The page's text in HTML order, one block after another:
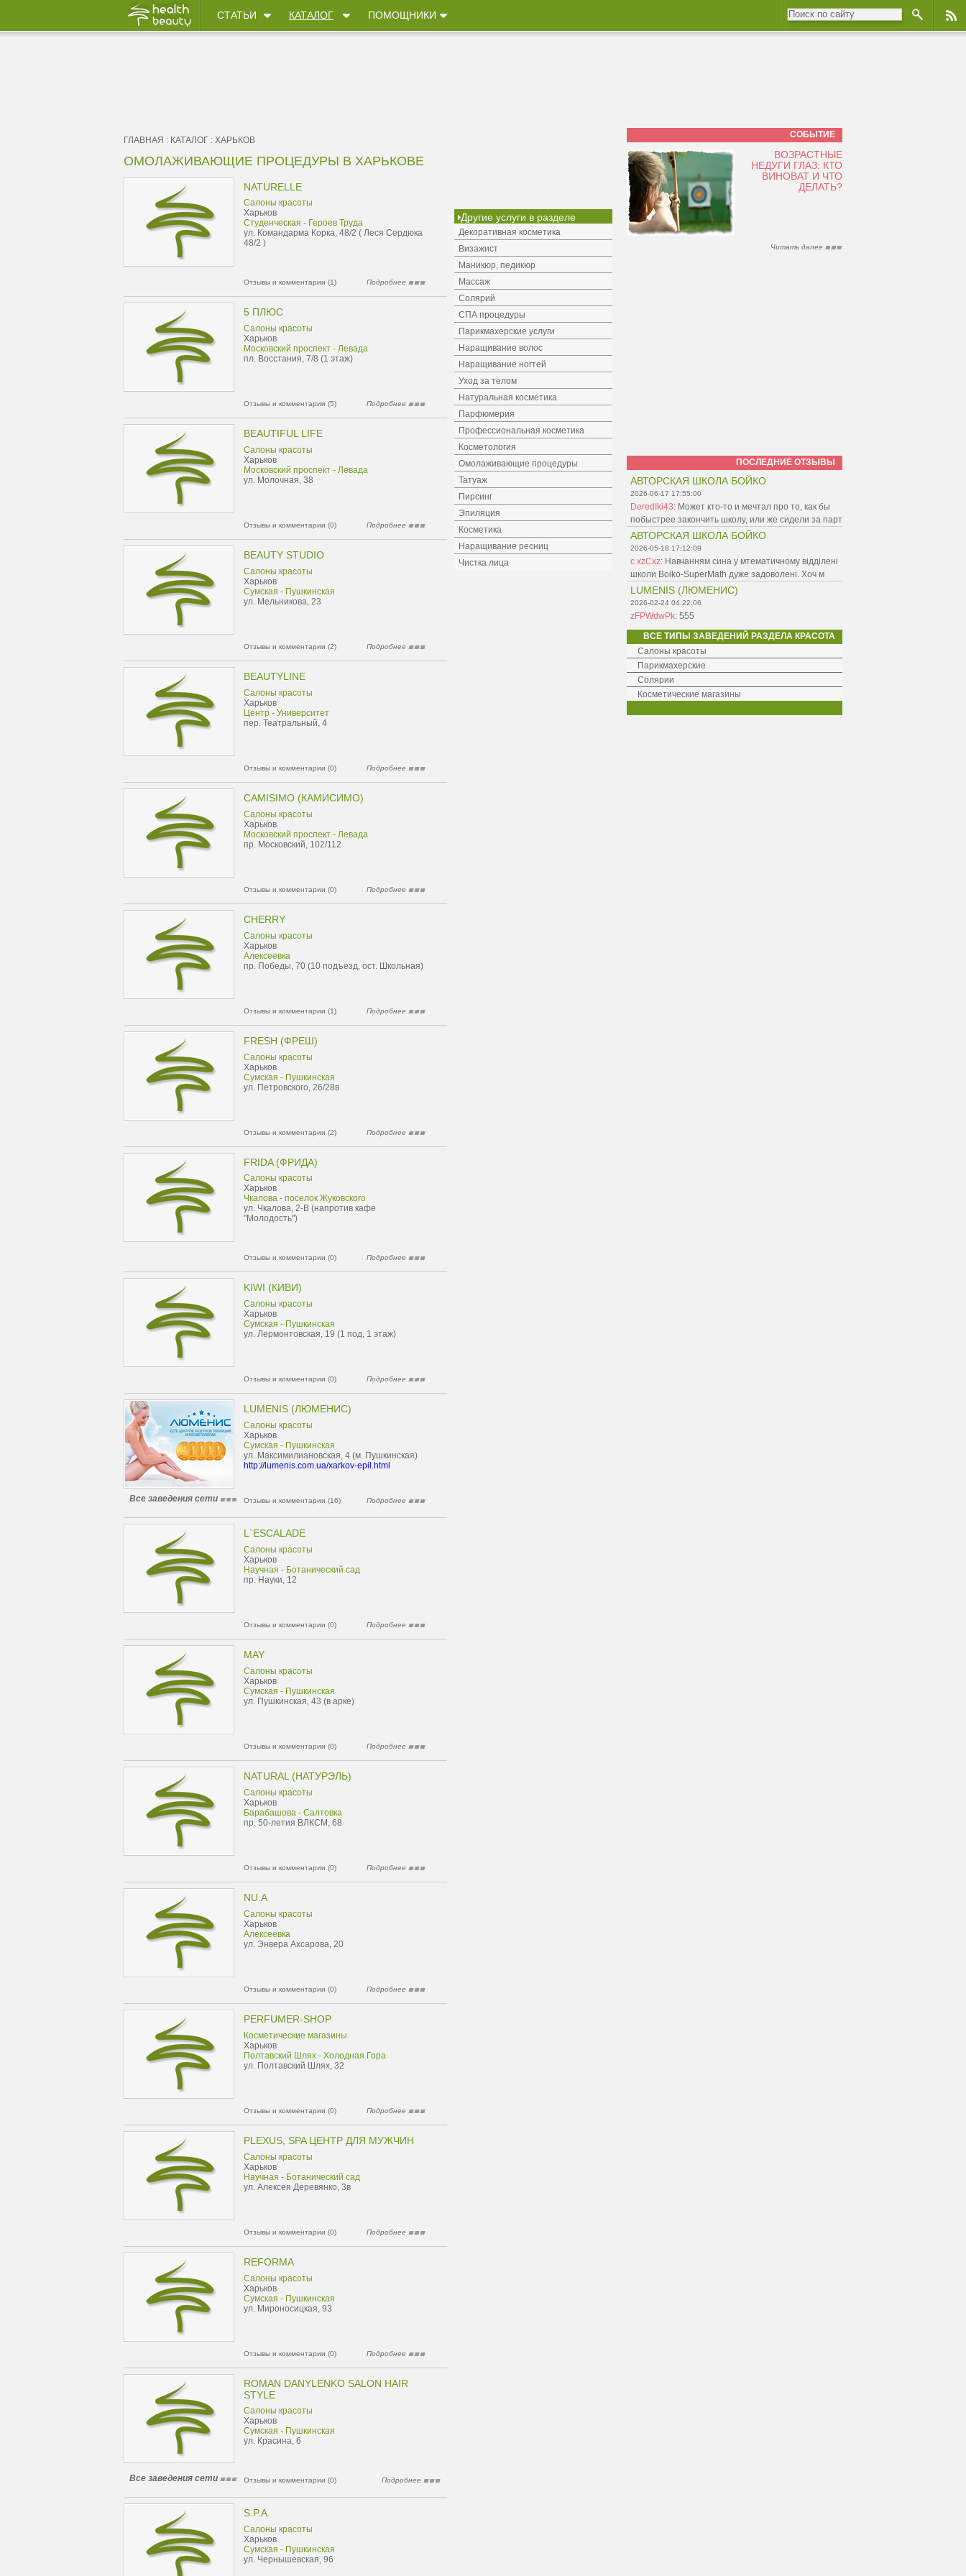
СТАТЬИ КАТАЛОГ ПОМОЩНИКИ
ГЛАВНАЯ : КАТАЛОГ : ХАРЬКОВ
ОМОЛАЖИВАЮЩИЕ ПРОЦЕДУРЫ В ХАРЬКОВЕ
NATURELLE
Салоны красоты
Харьков
Студенческая - Героев Труда
ул. Командарма Корка, 48/2 ( Леся Сердюка
48/2 )
Отзывы и комментарии (1) Подробнее
5 ПЛЮС
Салоны красоты
Харьков
Московский проспект - Левада
пл. Восстания, 7/8 (1 этаж)
Отзывы и комментарии (5) Подробнее
BEAUTIFUL LIFE
Салоны красоты
Харьков
Московский проспект - Левада
ул. Молочная, 38
Отзывы и комментарии (0) Подробнее
BEAUTY STUDIO
Салоны красоты
Харьков
Сумская - Пушкинская
ул. Мельникова, 23
Отзывы и комментарии (2) Подробнее
BEAUTYLINE
Салоны красоты
Харьков
Центр - Университет
пер. Театральный, 4
Отзывы и комментарии (0) Подробнее
CAMISIMO (КАМИСИМО)
Салоны красоты
Харьков
Московский проспект - Левада
пр. Московский, 102/112
Отзывы и комментарии (0) Подробнее
CHERRY
Салоны красоты
Харьков
Алексеевка
пр. Победы, 70 (10 подъезд, ост. Школьная)
Отзывы и комментарии (1) Подробнее
FRESH (ФРЕШ)
Салоны красоты
Харьков
Сумская - Пушкинская
ул. Петровского, 26/28в
Отзывы и комментарии (2) Подробнее
FRIDA (ФРИДА)
Салоны красоты
Харьков
Чкалова - поселок Жуковского
ул. Чкалова, 2-В (напротив кафе
"Молодость")
Отзывы и комментарии (0) Подробнее
KIWI (КИВИ)
Салоны красоты
Харьков
Сумская - Пушкинская
ул. Лермонтовская, 19 (1 под, 1 этаж)
Отзывы и комментарии (0) Подробнее
LUMENIS (ЛЮМЕНИС)
Салоны красоты
Харьков
Сумская - Пушкинская
ул. Максимилиановская, 4 (м. Пушкинская)
http://lumenis.com.ua/xarkov-epil.html
Все заведения сети Отзывы и комментарии (16) Подробнее
L`ESCALADE
Салоны красоты
Харьков
Научная - Ботанический сад
пр. Науки, 12
Отзывы и комментарии (0) Подробнее
MAY
Салоны красоты
Харьков
Сумская - Пушкинская
ул. Пушкинская, 43 (в арке)
Отзывы и комментарии (0) Подробнее
NATURAL (НАТУРЭЛЬ)
Салоны красоты
Харьков
Барабашова - Салтовка
пр. 50-летия ВЛКСМ, 68
Отзывы и комментарии (0) Подробнее
NU.A
Салоны красоты
Харьков
Алексеевка
ул. Энвера Ахсарова, 20
Отзывы и комментарии (0) Подробнее
PERFUMER-SHOP
Косметические магазины
Харьков
Полтавский Шлях - Холодная Гора
ул. Полтавский Шлях, 32
Отзывы и комментарии (0) Подробнее
PLEXUS, SPA ЦЕНТР ДЛЯ МУЖЧИН
Салоны красоты
Харьков
Научная - Ботанический сад
ул. Алексея Деревянко, 3в
Отзывы и комментарии (0) Подробнее
REFORMA
Салоны красоты
Харьков
Сумская - Пушкинская
ул. Мироносицкая, 93
Отзывы и комментарии (0) Подробнее
ROMAN DANYLENKO SALON HAIR
STYLE
Салоны красоты
Харьков
Сумская - Пушкинская
ул. Красина, 6
Все заведения сети Отзывы и комментарии (0) Подробнее
S.P.A.
Салоны красоты
Харьков
Сумская - Пушкинская
ул. Чернышевская, 96
Другие услуги в разделе
Декоративная косметика
Визажист
Маникюр, педикюр
Массаж
Солярий
СПА процедуры
Парикмахерские услуги
Наращивание волос
Наращивание ногтей
Уход за телом
Натуральная косметика
Парфюмерия
Профессиональная косметика
Косметология
Омолаживающие процедуры
Татуаж
Пирсинг
Эпиляция
Косметика
Наращивание ресниц
Чистка лица
СОБЫТИЕ
ВОЗРАСТНЫЕ
НЕДУГИ ГЛАЗ: КТО
ВИНОВАТ И ЧТО
ДЕЛАТЬ?
Читать далее
ПОСЛЕДНИЕ ОТЗЫВЫ
АВТОРСКАЯ ШКОЛА БОЙКО
2026-06-17 17:55:00
DeredIki43: Может кто-то и мечтал про то, как бы
побыстрее закончить школу, или же сидели за парт
АВТОРСКАЯ ШКОЛА БОЙКО
2026-05-18 17:12:09
c xzCxz: Навчанням сина у мтематичному відділені
школи Boiko-SuperMath дуже задоволені. Хоч м
LUMENIS (ЛЮМЕНИС)
2026-02-24 04:22:06
zFPWdwPk: 555
ВСЕ ТИПЫ ЗАВЕДЕНИЙ РАЗДЕЛА КРАСОТА
Салоны красоты
Парикмахерские
Солярии
Косметические магазины